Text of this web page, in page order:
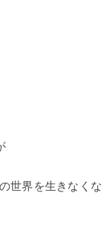
世界を生きなくな